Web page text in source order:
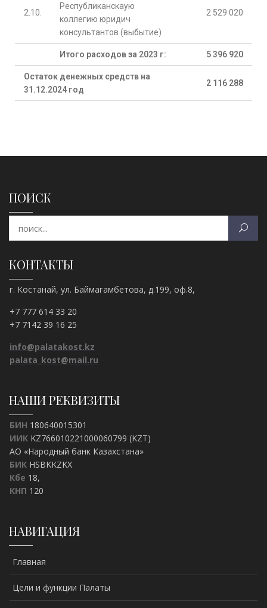
2.10.
Республиканскаую
коллегию юридич
консультантов (выбытие)
2 529 020
Итого расходов за 2023 г: 5 396 920
Остаток денежных средств на
31.12.2024 год
2 116 288
ПОИСК
КОНТАКТЫ
г. Костанай, ул. Баймагамбетова, д.199, оф.8,
+7 777 614 33 20
+7 7142 39 16 25
info@palatakost.kz
palata_kost@mail.ru
НАШИ РЕКВИЗИТЫ
БИН 180640015301
ИИК KZ766010221000060799 (KZT)
АО «Народный банк Казахстана»
БИК HSBKKZKX
Кбе 18,
КНП 120
НАВИГАЦИЯ
Главная
Цели и функции Палаты